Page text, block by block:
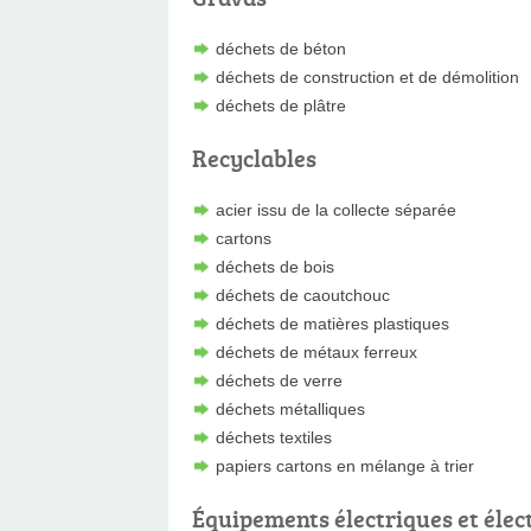
déchets de béton
déchets de construction et de démolition
déchets de plâtre
Recyclables
acier issu de la collecte séparée
cartons
déchets de bois
déchets de caoutchouc
déchets de matières plastiques
déchets de métaux ferreux
déchets de verre
déchets métalliques
déchets textiles
papiers cartons en mélange à trier
Équipements électriques et